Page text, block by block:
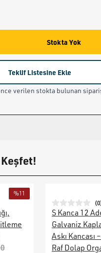
Stokta Yok
Teklif Listesine Ekle
verilen stokta bulunan
%11
(0
S Kanca 12
Galvaniz
Askı Kancası
Raf Dolap